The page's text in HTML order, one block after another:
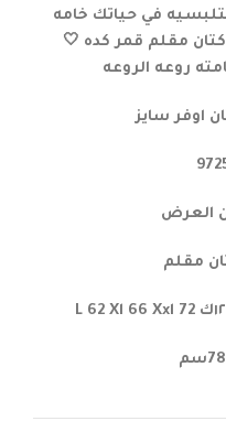
في حياتك خامه
مقلم قمر كده 🤍
روعه الروعه
اوفر سايز
العرض
مقلم